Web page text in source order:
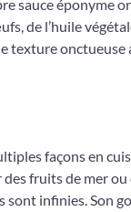
sauce éponyme
de l’huile
texture
façons en
fruits de mer
sont infinies. Son